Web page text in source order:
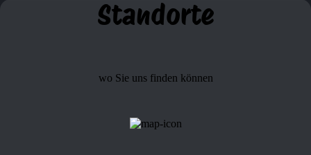
Standorte
wo Sie uns finden können